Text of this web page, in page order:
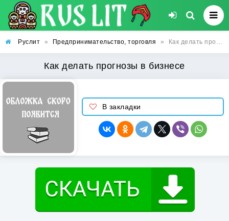
Руслит » Предпринимательство, торговля » Как делать прогнозы в бизнесе
Как делать прогнозы в бизнесе
В закладки